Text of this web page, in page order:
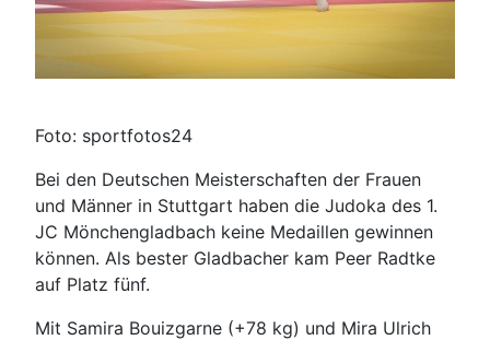
Foto: sportfotos24
Bei den Deutschen Meisterschaften der Frauen
und Männer in Stuttgart haben die Judoka des 1.
JC Mönchengladbach keine Medaillen gewinnen
können. Als bester Gladbacher kam Peer Radtke
auf Platz fünf.
Mit Samira Bouizgarne (+78 kg) und Mira Ulrich